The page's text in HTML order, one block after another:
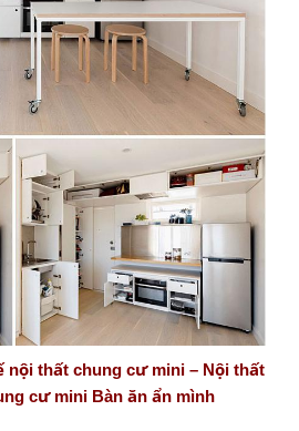
nội thất chung cư mini – Nội thất
cư mini Bàn ăn ẩn mình